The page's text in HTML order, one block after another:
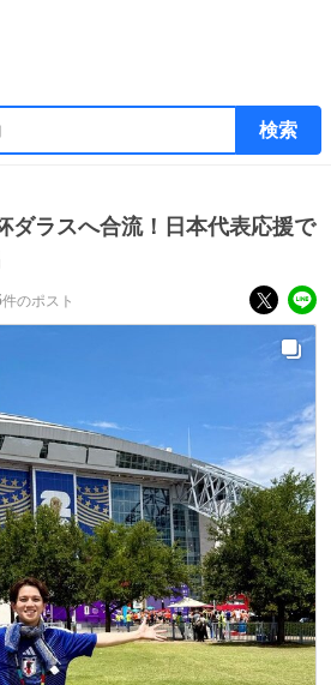
検索
ダラスへ合流！日本代表応援で
件のポスト